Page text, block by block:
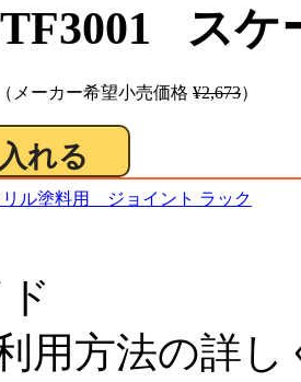
スケ
（メーカー希望小売価格 ¥2,673）
リル塗料用 ジョイント ラック
用方法の詳し